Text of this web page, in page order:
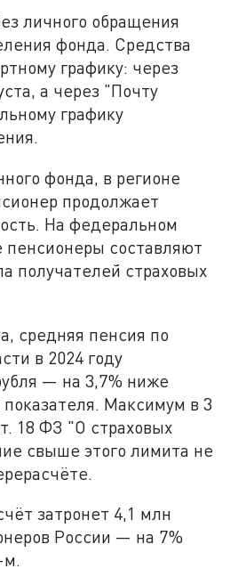
личного обращения
фонда. Средства
графику: через
а через "Почту
графику
фонда, в регионе
продолжает
На федеральном
составляют
получателей страховых
средняя пенсия по
в 2024 году
— на 3,7% ниже
показателя. Максимум в 3
18 ФЗ "О страховых
свыше этого лимита не
затронет 4,1 млн
России — на 7%
м.